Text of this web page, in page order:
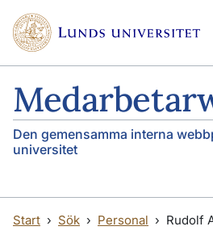
Hoppa till huvudinnehåll
Hoppa till huvudinnehåll
Den gemensamma interna
universitet
Start Sök Personal Rudolf